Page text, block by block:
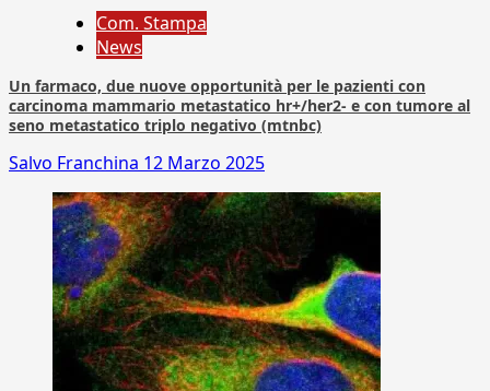
Com. Stampa
News
Un farmaco, due nuove opportunità per le pazienti con
carcinoma mammario metastatico hr+/her2- e con tumore al
seno metastatico triplo negativo (mtnbc)
Salvo Franchina 12 Marzo 2025